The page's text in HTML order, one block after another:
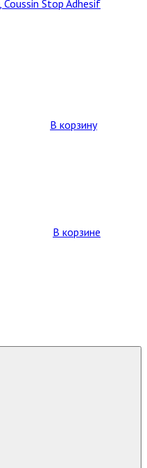
Stop Adhesif
В корзину
В корзине